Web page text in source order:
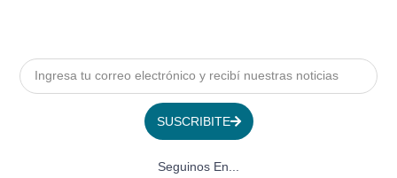
SUSCRIBITE
Seguinos En...